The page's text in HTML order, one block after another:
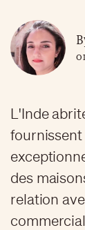
L'Inde
fournissent
des
relation